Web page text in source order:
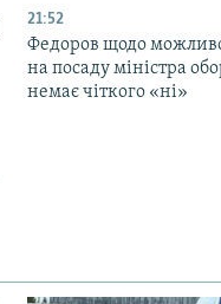
21:52
Федоров щодо
на посаду міністра
немає чіткого «ні»